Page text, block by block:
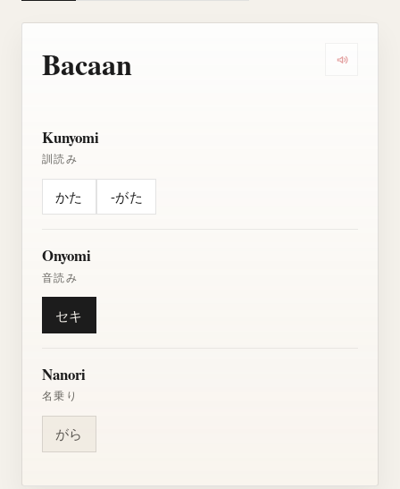
Bacaan
Kunyomi
訓読み
かた -がた
Onyomi
音読み
セキ
Nanori
名乗り
がら